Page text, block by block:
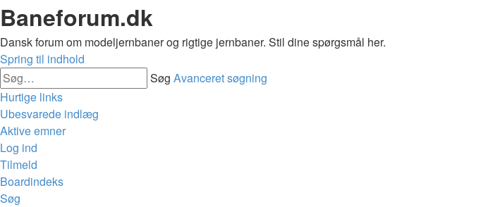
Baneforum.dk
Dansk forum om modeljernbaner og rigtige jernbaner. Stil dine spørgsmål her.
Spring til indhold
Søg Avanceret søgning
Hurtige links
Ubesvarede indlæg
Aktive emner
Log ind
Tilmeld
Boardindeks
Søg